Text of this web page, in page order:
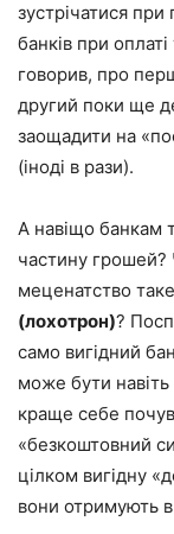
зустрічатися
банків при
говорив, про
другий поки ще
заощадити на
(іноді в рази).
А навіщо банкам
частину грошей?
меценатство
(лохотрон)?
само вигідний
може бути
краще себе
«безкоштовний
цілком вигідну
вони отримують